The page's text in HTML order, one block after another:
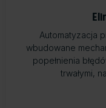
Automatyzacja
wbudowane
popełnienia
trwałymi,